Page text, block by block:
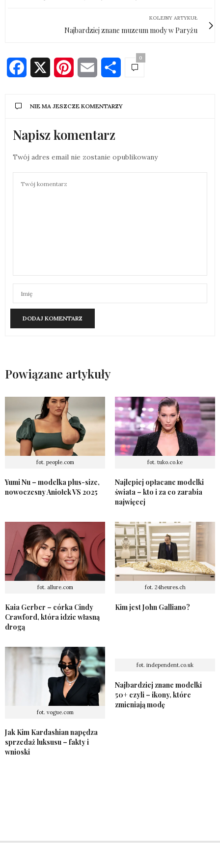
KOLEJNY ARTYKUŁ
Najbardziej znane muzeum mody w Paryżu
Facebook PinterestEmail Share
0
NIE MA JESZCZE KOMENTARZY
Napisz komentarz
Twój adres email nie zostanie opublikowany
Powiązane artykuły
fot. people.com
Yumi Nu – modelka plus-size,
nowoczesny Aniołek VS 2025
fot. tuko.co.ke
Najlepiej opłacane modelki
świata – kto i za co zarabia
najwięcej
fot. allure.com
Kaia Gerber – córka Cindy
Crawford, która idzie własną
drogą
fot. 24heures.ch
Kim jest John Galliano?
fot. vogue.com
Jak Kim Kardashian napędza
sprzedaż luksusu – fakty i
wnioski
fot. independent.co.uk
Najbardziej znane modelki
50+ czyli – ikony, które
zmieniają modę